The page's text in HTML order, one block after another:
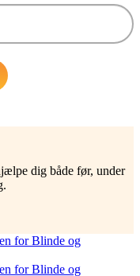
dig både før, under